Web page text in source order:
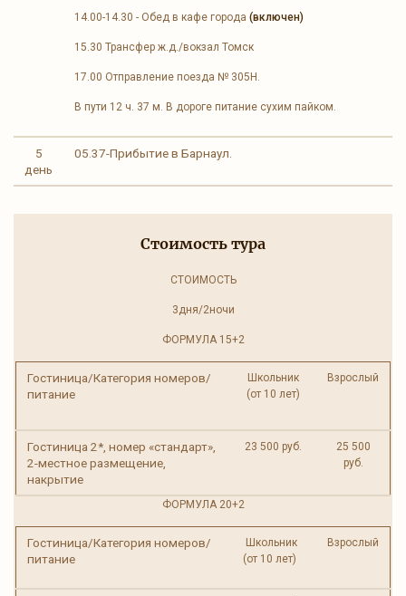
14.00-14.30 - Обед в кафе города (включен)
15.30 Трансфер ж.д./вокзал Томск
17.00 Отправление поезда № 305Н.
В пути 12 ч. 37 м. В дороге питание сухим пайком.
5
день
05.37-Прибытие в Барнаул.
Стоимость тура
СТОИМОСТЬ
3дня/2ночи
ФОРМУЛА 15+2
Гостиница/Категория номеров/
питание
Школьник
(от 10 лет)
Взрослый
Гостиница 2*, номер «стандарт»,
2-местное размещение,
накрытие
23 500 руб.
25 500
руб.
ФОРМУЛА 20+2
Гостиница/Категория номеров/
питание
Школьник
(от 10 лет)
Взрослый